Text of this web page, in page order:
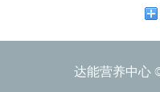
达能营养中心